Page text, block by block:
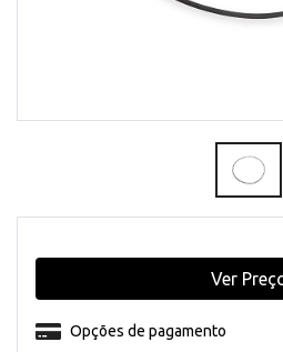
Opções de pagamento
Ver